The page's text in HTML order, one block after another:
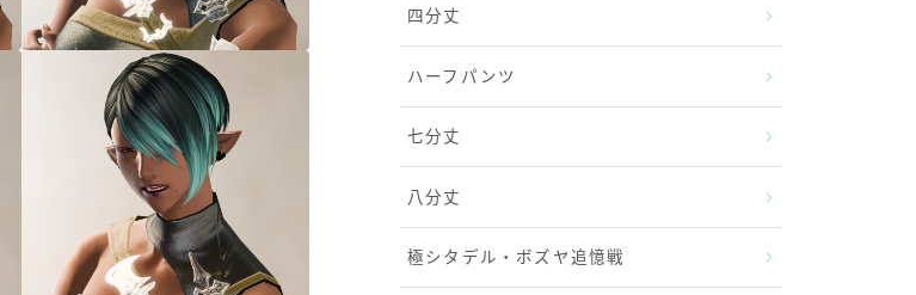
四分丈
ハーフパンツ
七分丈
八分丈
極シタデル・ボズヤ追憶戦